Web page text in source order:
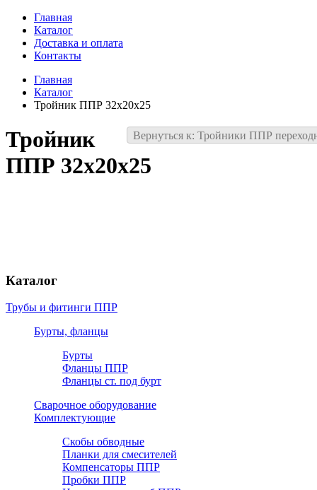
Главная
Каталог
Доставка и оплата
Контакты
Главная
Каталог
Тройник ППР 32х20х25
Вернуться к: Тройники ППР
Тройник
ППР 32х20х25
Каталог
Трубы и фитинги ППР
Бурты, фланцы
Бурты
Фланцы ППР
Фланцы ст. под бурт
Сварочное оборудование
Комплектующие
Скобы обводные
Планки для смесителей
Компенсаторы ППР
Пробки ППР